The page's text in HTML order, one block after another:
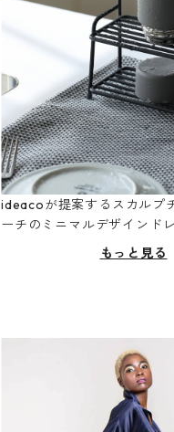
ideacoが提案するスカルプ
ーチのミニマルデザインドレ
もっと見る